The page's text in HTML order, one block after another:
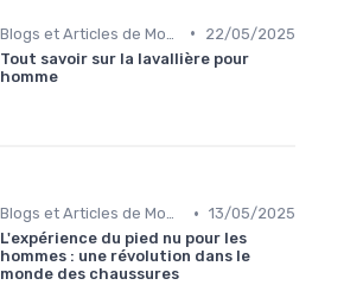
•
22/05/2025
Tout savoir sur la lavallière pour
homme
Blogs et Articles de Mode • 13/05/2025
L'expérience du pied nu pour les
hommes : une révolution dans le
monde des chaussures